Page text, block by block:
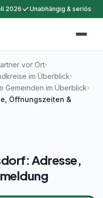
2026 Unabhängig & seriös
vor Ort›
im Überblick›
Gemeinden im Überblick›
Öffnungszeiten &
Adresse,